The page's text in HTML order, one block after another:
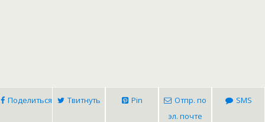
Поделиться Твитнуть Pin
Отпр. по
эл. почте
SMS